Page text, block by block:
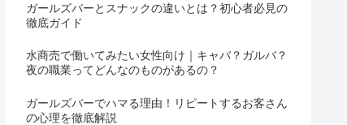
ガールズバーとスナックの違いとは？初心者必見の
徹底ガイド
水商売で働いてみたい女性向け｜キャバ？ガルバ？
夜の職業ってどんなのものがあるの？
ガールズバーでハマる理由！リピートするお客さん
の心理を徹底解説